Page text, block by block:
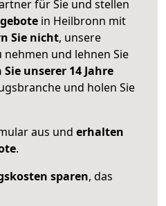
für Sie und stellen
in Heilbronn mit
Sie nicht, unsere
und lehnen Sie
unserer 14 Jahre
und holen Sie
aus und erhalten
.
sparen, das